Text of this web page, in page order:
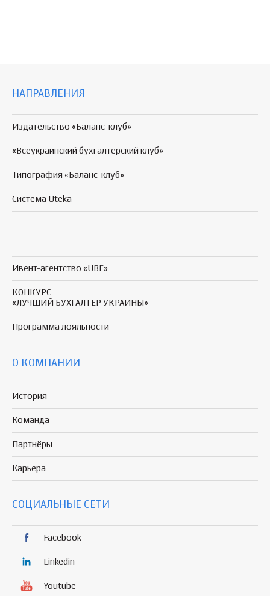
НАПРАВЛЕНИЯ
Издательство «Баланс-клуб»
«Всеукраинский бухгалтерский клуб»
Типография «Баланс-клуб»
Система Uteka
Ивент-агентство «UBE»
КОНКУРС
«ЛУЧШИЙ БУХГАЛТЕР УКРАИНЫ»
Программа лояльности
О КОМПАНИИ
История
Команда
Партнёры
Карьера
СОЦИАЛЬНЫЕ СЕТИ
Facebook
Linkedin
Youtube